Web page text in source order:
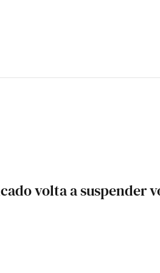
volta a suspender